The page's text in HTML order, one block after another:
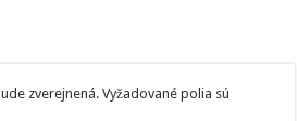
zverejnená. Vyžadované polia sú